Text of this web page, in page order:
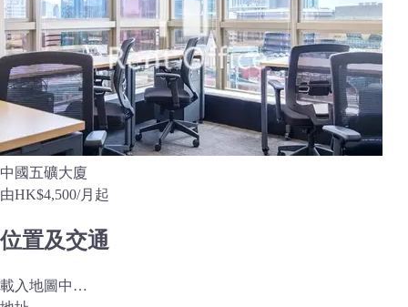
中國五礦大廈
由HK$4,500/月起
位置及交通
載入地圖中…